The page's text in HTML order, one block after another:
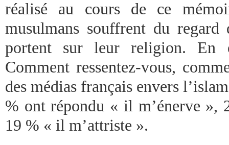
réalisé au cours de ce
musulmans souffrent du regard
portent sur leur religion. En
Comment ressentez-vous,
des médias français envers
% ont répondu « il m’énerve »,
19 % « il m’attriste ».